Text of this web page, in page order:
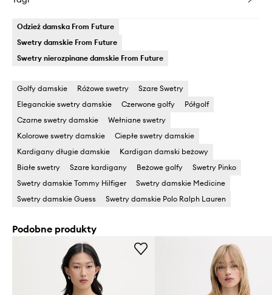
Odzież damska From Future
Swetry damskie From Future
Swetry nierozpinane damskie From Future
Golfy damskie Różowe swetry
Szare Swetry
Eleganckie swetry damskie
Czerwone golfy
Półgolf
Czarne swetry damskie
Wełniane swetry
Kolorowe swetry damskie
Ciepłe swetry damskie
Kardigany długie damskie
Kardigan damski beżowy
Białe swetry
Szare kardigany Beżowe golfy
Swetry Pinko
Swetry damskie Tommy Hilfiger
Swetry damskie Medicine
Swetry damskie Guess
Swetry damskie Polo Ralph Lauren
Podobne produkty